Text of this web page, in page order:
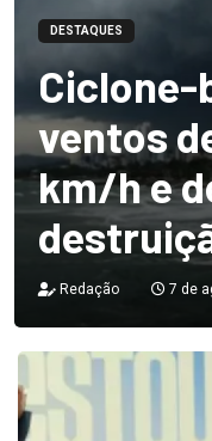
DESTAQUES
Ciclone-
ventos
km/h e
Redação 7 de